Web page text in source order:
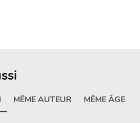
MÊME AUTEUR MÊME ÂGE